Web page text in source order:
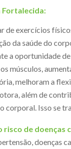
Fortalecida:
de exercícios
da saúde do
a oportunidade
músculos,
melhoram a
além de
corporal. Isso se
risco de doenças
doenças